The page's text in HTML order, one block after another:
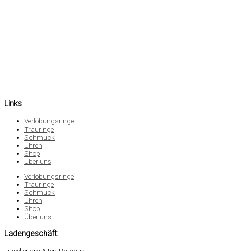
Links
Verlobungsringe
Trauringe
Schmuck
Uhren
Shop
Über uns
Verlobungsringe
Trauringe
Schmuck
Uhren
Shop
Über uns
Ladengeschäft